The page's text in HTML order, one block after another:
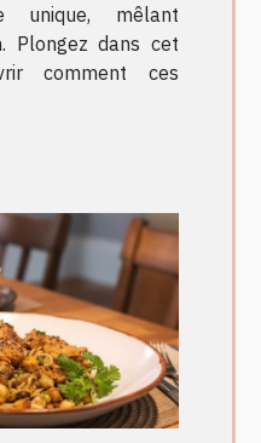
unique, mêlant
Plongez dans cet
comment ces